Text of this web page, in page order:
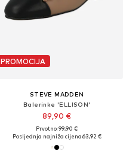
PROMOCIJA
STEVE MADDEN
Balerinke 'ELLISON'
89,90 €
Prvotno: 99,90 €
Posljednja najniža cijena:63,92 €